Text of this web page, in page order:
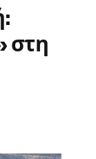
στη